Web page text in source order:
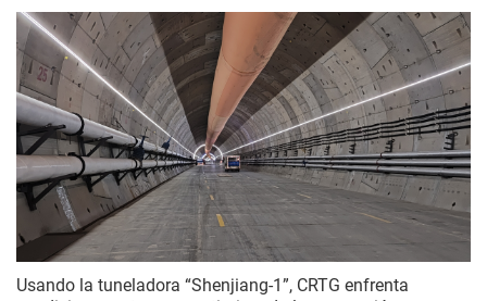
Usando la tuneladora “Shenjiang-1”, CRTG enfrenta